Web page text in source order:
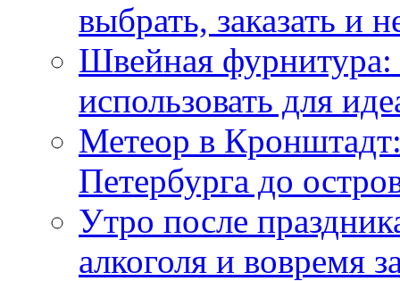
выбрать, заказать и
Швейная фурнитура:
использовать для
Метеор в
Петербурга до
Утро после
алкоголя и вовремя